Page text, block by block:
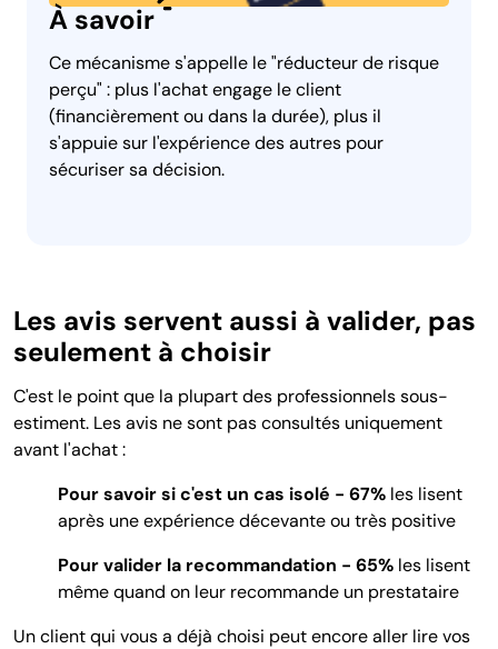
À savoir
Ce mécanisme s'appelle le "réducteur de risque
perçu" : plus l'achat engage le client
(financièrement ou dans la durée), plus il
s'appuie sur l'expérience des autres pour
sécuriser sa décision.
Les avis servent aussi à valider, pas
seulement à choisir
C'est le point que la plupart des professionnels sous-
estiment. Les avis ne sont pas consultés uniquement
avant l'achat :
Pour savoir si c'est un cas isolé - 67% les lisent
après une expérience décevante ou très positive
Pour valider la recommandation - 65% les lisent
même quand on leur recommande un prestataire
Un client qui vous a déjà choisi peut encore aller lire vos